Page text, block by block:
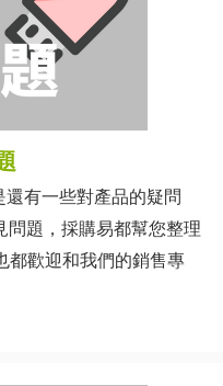
還有一些對產品的疑問
問題，採購易都幫您整理
都歡迎和我們的銷售專